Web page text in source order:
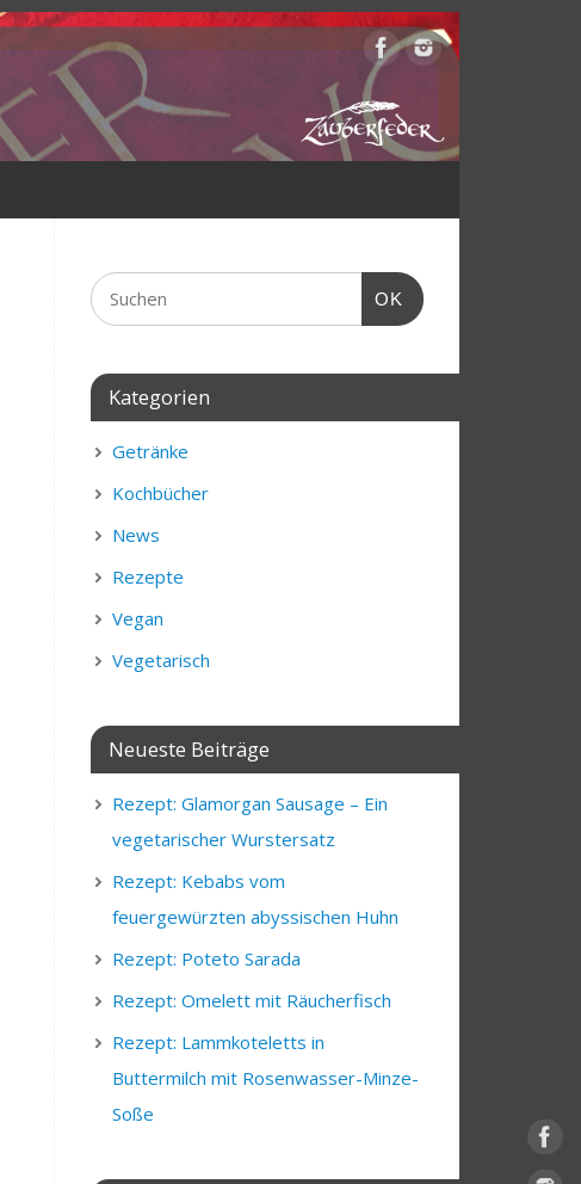
OK
Kategorien
Getränke
Kochbücher
News
Rezepte
Vegan
Vegetarisch
Neueste Beiträge
Rezept: Glamorgan Sausage – Ein
vegetarischer Wurstersatz
Rezept: Kebabs vom
feuergewürzten abyssischen Huhn
Rezept: Poteto Sarada
Rezept: Omelett mit Räucherfisch
Rezept: Lammkoteletts in
Buttermilch mit Rosenwasser-Minze-
Soße